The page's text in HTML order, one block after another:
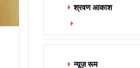
श्रवण आकाश
Website
न्यूज़ रूम